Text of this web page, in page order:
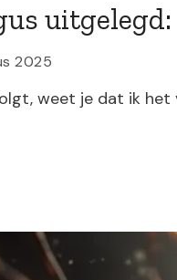
2025
weet je dat ik